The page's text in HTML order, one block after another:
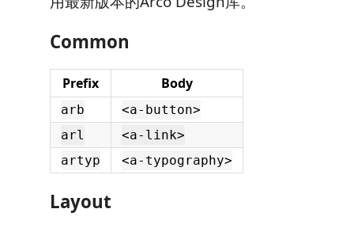
Common
Prefix Body
arb
<a-button>
arl
<a-link>
artyp
<a-typography>
Layout